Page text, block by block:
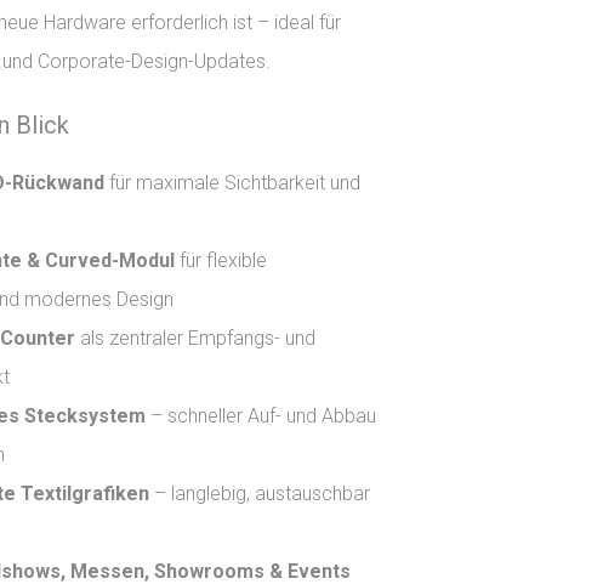
Hardware erforderlich ist – ideal für
Corporate-Design-Updates.
Blick
Rückwandfür maximale Sichtbarkeit und
& Curved-Modulfür flexible
modernes Design
als zentraler Empfangs- und
Stecksystem – schneller Auf- und Abbau
Textilgrafiken– langlebig, austauschbar
Messen, Showrooms & Events